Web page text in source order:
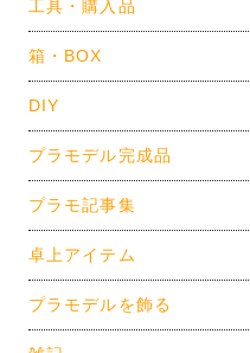
工具・購入品
箱・BOX
DIY
プラモデル完成品
プラモ記事集
卓上アイテム
プラモデルを飾る